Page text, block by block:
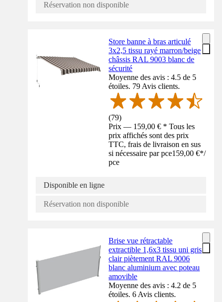
Réservation non disponible
Store banne à bras articulé
3x2,5 tissu rayé marron/beige
châssis RAL 9003 blanc de
sécurité
Moyenne des avis : 4.5 de 5
étoiles. 79 Avis clients.
(79)
Prix — 159,00 € * Tous les
prix affichés sont des prix
TTC, frais de livraison en sus
si nécessaire par pce159,00 €*/
pce
Disponible en ligne
Réservation non disponible
Brise vue rétractable
extractible 1,6x3 tissu uni gris
clair piètement RAL 9006
blanc aluminium avec poteau
amovible
Moyenne des avis : 4.2 de 5
étoiles. 6 Avis clients.